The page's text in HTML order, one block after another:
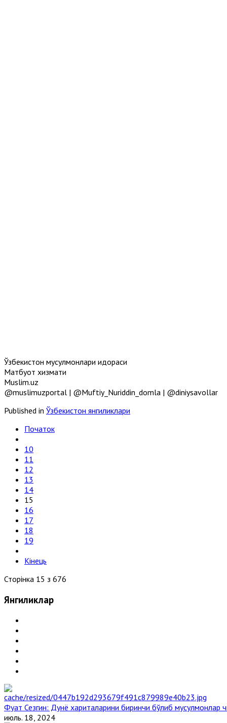
Ўзбекистон мусулмонлари идораси
Матбуот хизмати
Muslim.uz
@muslimuzportal | @Muftiy_Nuriddin_domla | @diniysavollar
Published in Ўзбекистон янгиликлари
Початок
10
11
12
13
14
15
16
17
18
19
Кінець
Сторінка 15 з 676
Янгиликлар
Фуат Сезгин: Дунё хариталарини биринчи бўлиб мусулмонлар
июль. 18, 2024